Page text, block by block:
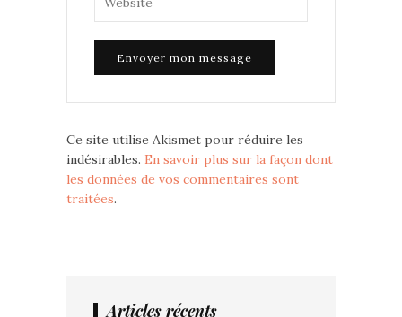
Ce site utilise Akismet pour réduire les
indésirables. En savoir plus sur la façon dont
les données de vos commentaires sont
traitées.
Articles récents